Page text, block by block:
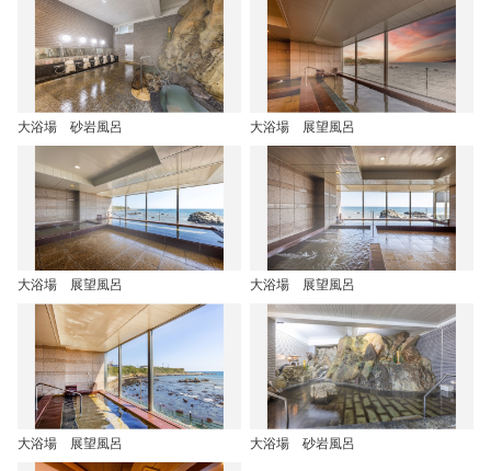
大浴場 砂岩風呂 大浴場 展望風呂
大浴場 展望風呂 大浴場 展望風呂
大浴場 展望風呂 大浴場 砂岩風呂